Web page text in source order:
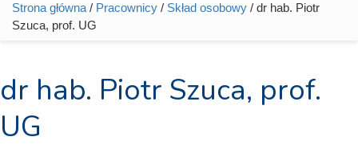
Jesteś tutaj
Strona główna / Pracownicy / Skład osobowy / dr hab. Piotr
Szuca, prof. UG
dr hab. Piotr Szuca, prof.
UG